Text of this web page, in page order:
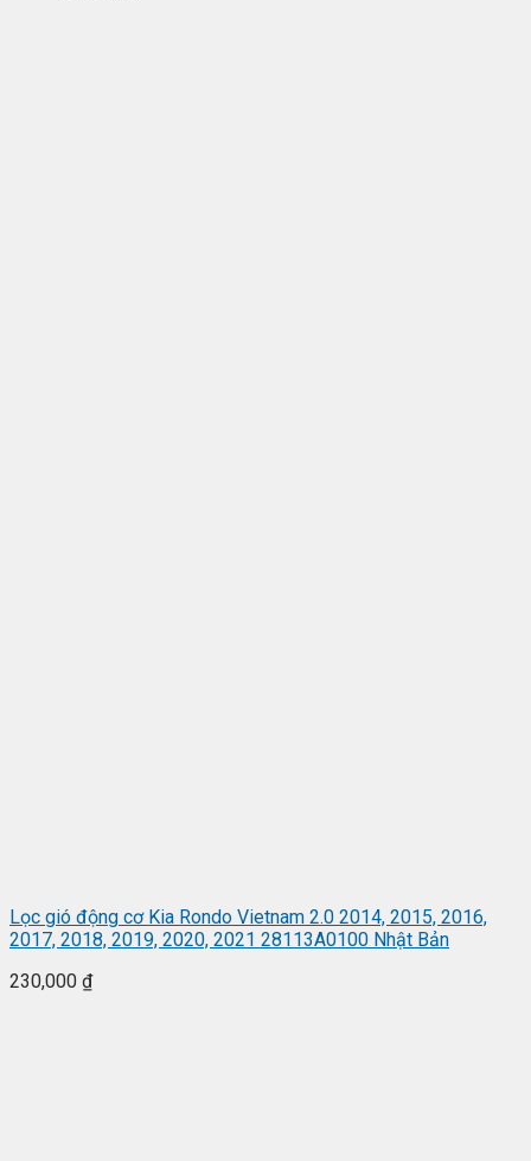
Lọc gió động cơ Kia Rondo Vietnam 2.0 2014, 2015, 2016,
2017, 2018, 2019, 2020, 2021 28113A0100 Nhật Bản
230,000 ₫